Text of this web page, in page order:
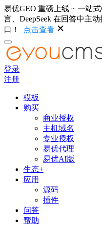
易优GEO 重磅上线 ~ 一站
言、DeepSeek 在回答中主
口！
点击查看
登录
注册
模板
购买
商业授权
主机域名
专业授权
易优代理
易优AI版
生态+
应用
源码
插件
问答
帮助